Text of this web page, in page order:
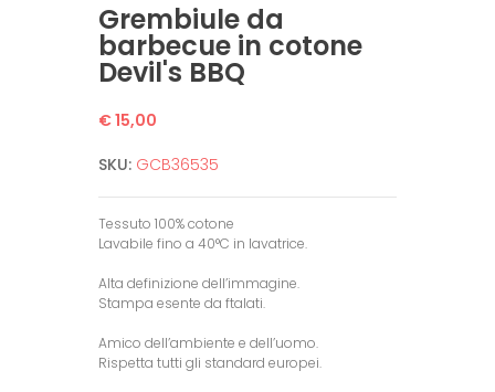
Grembiule da
barbecue in cotone
Devil's BBQ
€ 15,00
SKU: GCB36535
Tessuto 100% cotone
Lavabile fino a 40°C in lavatrice.
Alta definizione dell’immagine.
Stampa esente da ftalati.
Amico dell’ambiente e dell’uomo.
Rispetta tutti gli standard europei.